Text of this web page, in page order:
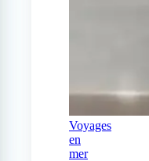
Voyages
en
mer